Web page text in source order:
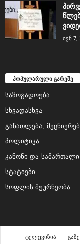
ივნ 7,
პოპულარული გარეშე
საზოგადოება
სხვადასხვა
განათლება,
პოლიტიკა
კანონი და სამართალი
სტატიები
სოფლის მეურნეობა
ტელევიზია